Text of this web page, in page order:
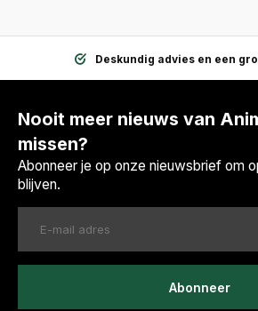
Deskundig advies en een
Nooit meer nieuws van
missen?
Abonneer je op onze nieuwsbrief om
blijven.
Abonneer